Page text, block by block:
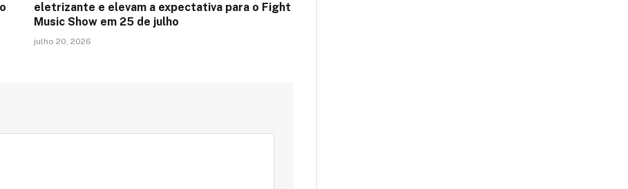
eletrizante e elevam a expectativa para o Fight
Music Show em 25 de julho
julho 20, 2026